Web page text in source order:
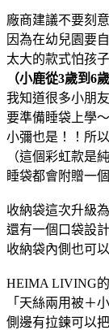
廠商建議不要刻
因為在幼兒園要
太大的款式怕孩
（小鹿從3歲到6
我知道很多小朋
要準備睡袋上學
小彌也是！！所
（這個彩虹款是
睡袋都會附贈一
收納袋這次升級
還有一個口袋設
收納袋內側也可
HEIMA LIVING
「天絲兩用被＋
側邊有拉鍊可以